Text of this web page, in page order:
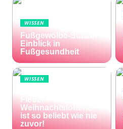
WISSEN
Fußgewölbe-Stütze:
Einblick in
Fußgesundheit
WISSEN
Fieber – die El Gordo
Weihnachtslotterie
ist so beliebt wie nie
zuvor!